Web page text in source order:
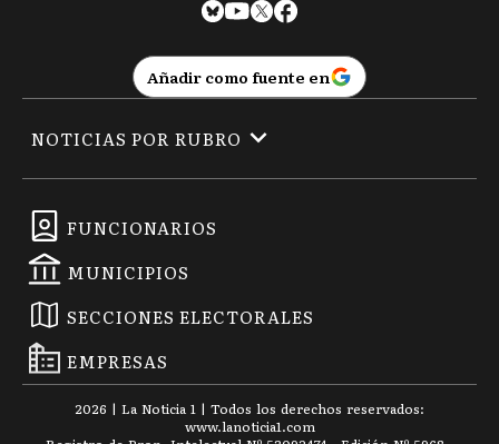
Añadir como fuente en
FUNCIONARIOS
MUNICIPIOS
SECCIONES ELECTORALES
EMPRESAS
NOTICIAS POR RUBRO
2026 | La Noticia 1 | Todos los derechos reservados:
www.lanoticia1.com